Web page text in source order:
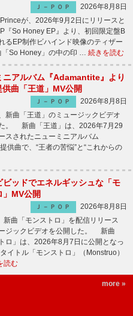
Ｊ－ＰＯＰ
2026年8月8日
が、2026年9月2日にリリースと
『So Honey EP』より、初回限定盤B
るEP制作ビハインド映像のティザー
So Honey」の中の印 … 続きを読む
ニアルバム『Adamantite』より
曲「王道」MV公開
Ｊ－ＰＯＰ
2026年8月8日
新曲「王道」のミュージックビデオ
。 新曲「王道」は、2026年7月29
スされたニューミニアルバム
供曲で、“王者の苦悩”と“これからの
ッドでエネルギッシュな「モ
」MV公開
Ｊ－ＰＯＰ
2026年8月8日
曲「モンストロ」を配信リリース
ジックビデオを公開した。 新曲
ロ」は、2026年8月7日に公開となっ
イトル「モンストロ」（Monstruo）
読む
more »